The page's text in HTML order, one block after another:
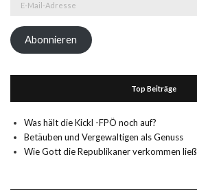
Adresse
Abonnieren
Top Beiträge
Was hält die Kickl -FPÖ noch auf?
Betäuben und Vergewaltigen als Genuss
Wie Gott die Republikaner verkommen ließ